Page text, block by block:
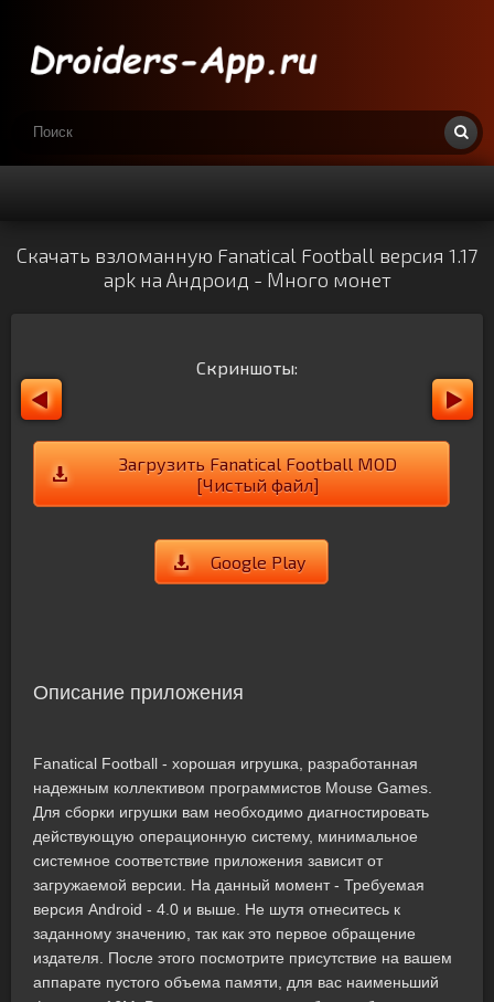
Скачать взломанную Fanatical Football версия 1.17
apk на Андроид - Много монет
Скриншоты:
Загрузить Fanatical Football MOD
[Чистый файл]
Google Play
Описание приложения
Fanatical Football - хорошая игрушка, разработанная
надежным коллективом программистов Mouse Games.
Для сборки игрушки вам необходимо диагностировать
действующую операционную систему, минимальное
системное соответствие приложения зависит от
загружаемой версии. На данный момент - Требуемая
версия Android - 4.0 и выше. Не шутя отнеситесь к
заданному значению, так как это первое обращение
издателя. После этого посмотрите присутствие на вашем
аппарате пустого объема памяти, для вас наименьший